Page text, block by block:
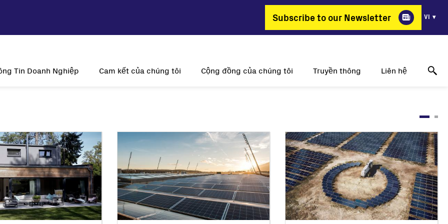
Subscribe to our Newsletter VI
trời
Tin Doanh Nghiệp
Hiện diện toàn cầu
Giấy chứng nhận
Cam kết của chúng tôi
Khách hàng là trung tâm
Cộng đồng của chúng tôi
Vị trí công việc
Truyền thông
Sự kiện
Triển lãm truyền thông
Liên hệ truyền thông
Liên hệ
Hãy liên hệ với chúng tôi
Nơi để mua hàng